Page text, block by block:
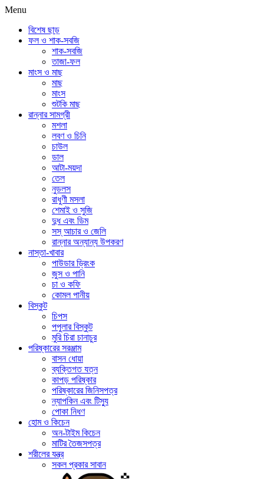
Menu
বিশেষ ছাড়
ফল ও শাক-সবজি
শাক-সবজি
তাজা-ফল
মাংস ও মাছ
মাছ
মাংস
শুটকি মাছ
রান্নার সামগ্রী
মশলা
লবণ ও চিনি
চাউল
ডাল
আটা-ময়দা
তেল
নুডলস
রাধুণী মসলা
শেমাই ও সুজি
দুধ এবং ডিম
সস্ আচার ও জেলি
রান্নার অন্যান্য উপকরণ
নাস্তা-খাবার
পাউডার ড্রিংক
জুস ও পানি
চা ও কফি
কোমল পানীয়
বিস্কুট
চিপস
পপুলার বিস্কুট
মুরি চিরা চানাচুর
পরিষ্কারের সরঞ্জাম
বাসন ধোয়া
ব্যক্তিগত যত্ন
কাপড় পরিষ্কার
পরিষ্কারের জিনিসপত্র
ন্যাপকিন এবং টিস্যু
পোকা নিধণ
হোম ও কিচেন
অন-টাইম কিচেন
মাটির তৈজসপত্র
শরীলের যন্ত্র
সকল প্রকার সাবান